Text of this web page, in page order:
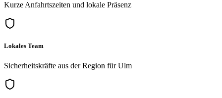
Kurze Anfahrtszeiten und lokale Präsenz
Lokales Team
Sicherheitskräfte aus der Region für Ulm